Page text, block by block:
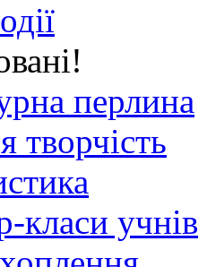
перлина
творчість
класи учнів